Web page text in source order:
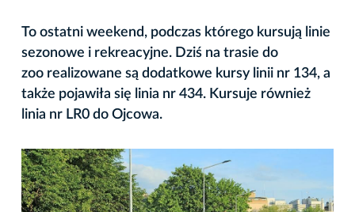
To ostatni weekend, podczas którego kursują linie
sezonowe i rekreacyjne. Dziś na trasie do
zoo realizowane są dodatkowe kursy linii nr 134, a
także pojawiła się linia nr 434. Kursuje również
linia nr LR0 do Ojcowa.